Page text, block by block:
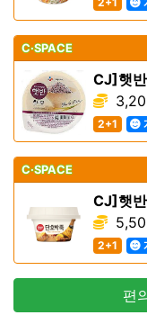
C·SPACE
CJ]햇
2+1
C·SPACE
CJ]햇
2+1
편